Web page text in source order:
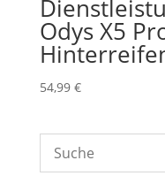
Odys X5
54,99 €